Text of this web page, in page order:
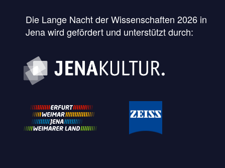
Die Lange Nacht der Wissenschaften 2026 in
Jena wird gefördert und unterstützt durch: